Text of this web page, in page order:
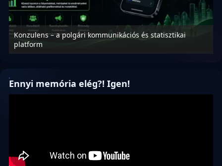
Konzulens – a polgári kommunikációs és statisztikai
platform
Ennyi memória elég?! Igen!